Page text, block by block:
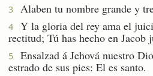
3 Alaben tu nombre grande y
4
Y la gloria del rey ama el
rectitud; Tú has hecho en
5
Ensalzad á Jehová nuestro
estrado de sus pies: El es santo.